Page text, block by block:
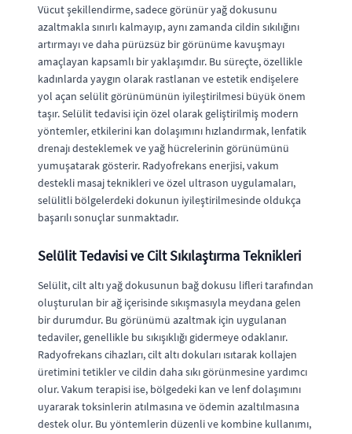
Vücut şekillendirme, sadece görünür yağ dokusunu
azaltmakla sınırlı kalmayıp, aynı zamanda cildin sıkılığını
artırmayı ve daha pürüzsüz bir görünüme kavuşmayı
amaçlayan kapsamlı bir yaklaşımdır. Bu süreçte, özellikle
kadınlarda yaygın olarak rastlanan ve estetik endişelere
yol açan selülit görünümünün iyileştirilmesi büyük önem
taşır. Selülit tedavisi için özel olarak geliştirilmiş modern
yöntemler, etkilerini kan dolaşımını hızlandırmak, lenfatik
drenajı desteklemek ve yağ hücrelerinin görünümünü
yumuşatarak gösterir. Radyofrekans enerjisi, vakum
destekli masaj teknikleri ve özel ultrason uygulamaları,
selülitli bölgelerdeki dokunun iyileştirilmesinde oldukça
başarılı sonuçlar sunmaktadır.
Selülit Tedavisi ve Cilt Sıkılaştırma Teknikleri
Selülit, cilt altı yağ dokusunun bağ dokusu lifleri tarafından
oluşturulan bir ağ içerisinde sıkışmasıyla meydana gelen
bir durumdur. Bu görünümü azaltmak için uygulanan
tedaviler, genellikle bu sıkışıklığı gidermeye odaklanır.
Radyofrekans cihazları, cilt altı dokuları ısıtarak kollajen
üretimini tetikler ve cildin daha sıkı görünmesine yardımcı
olur. Vakum terapisi ise, bölgedeki kan ve lenf dolaşımını
uyararak toksinlerin atılmasına ve ödemin azaltılmasına
destek olur. Bu yöntemlerin düzenli ve kombine kullanımı,